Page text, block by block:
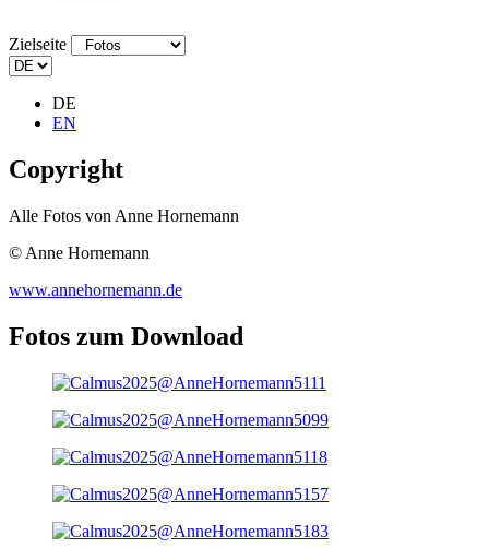
Zielseite
DE
EN
Copyright
Alle Fotos von Anne Hornemann
© Anne Hornemann
www.annehornemann.de
Fotos zum Download